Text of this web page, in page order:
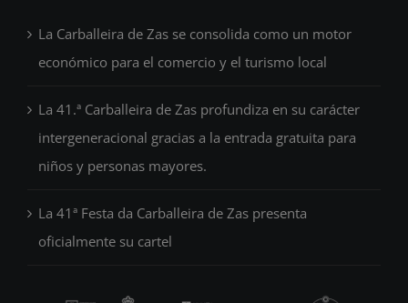
La Carballeira de Zas se consolida como un motor
económico para el comercio y el turismo local
La 41.ª Carballeira de Zas profundiza en su carácter
intergeneracional gracias a la entrada gratuita para
niños y personas mayores.
La 41ª Festa da Carballeira de Zas presenta
oficialmente su cartel